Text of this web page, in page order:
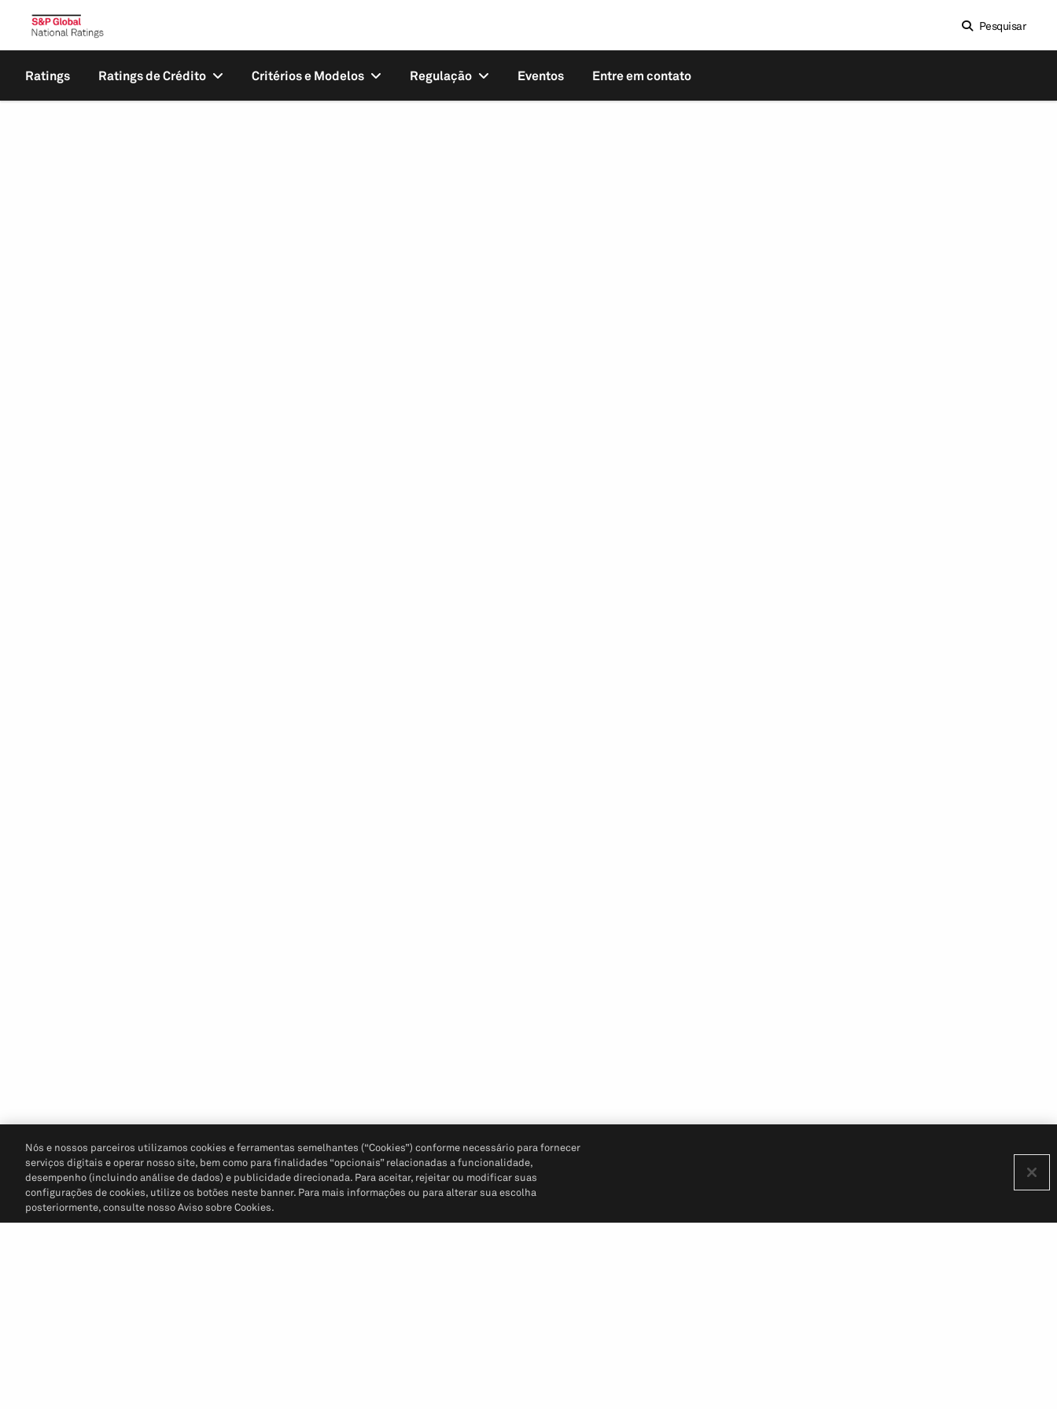
Pesquisar
Ratings Ratings de Crédito Critérios e Modelos Regulação Eventos Entre em contato
Nós e nossos parceiros utilizamos cookies e ferramentas semelhantes (“Cookies”) conforme necessário para fornecer
serviços digitais e operar nosso site, bem como para finalidades “opcionais” relacionadas a funcionalidade,
desempenho (incluindo análise de dados) e publicidade direcionada. Para aceitar, rejeitar ou modificar suas
configurações de cookies, utilize os botões neste banner. Para mais informações ou para alterar sua escolha
posteriormente, consulte nosso Aviso sobre Cookies.